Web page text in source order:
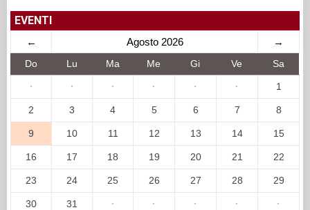
EVENTI
← Agosto 2026 →
Do Lu Ma Me Gi Ve Sa
· · · · · · 1
2 3 4 5 6 7 8
9 10 11 12 13 14 15
16 17 18 19 20 21 22
23 24 25 26 27 28 29
30 31 · · · · ·